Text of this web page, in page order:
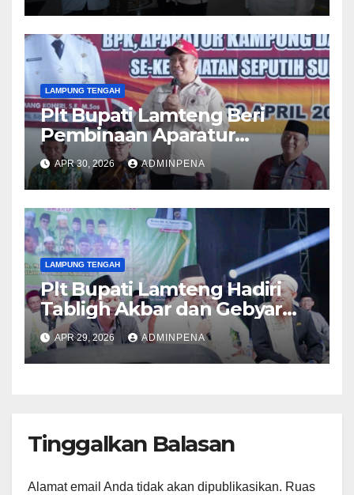
LAMPUNG TENGAH
Plt Bupati Lamteng Beri
Pembinaan Aparatur
Kampung
APR 30, 2026 ADMINPENA
LAMPUNG TENGAH
Plt Bupati Lamteng Hadiri
Tabligh Akbar dan Gebyar
Sholawat JASKO di Ponpes
Tahfidzul Quran Al Fattah
APR 29, 2026 ADMINPENA
Tinggalkan Balasan
Alamat email Anda tidak akan dipublikasikan. Ruas